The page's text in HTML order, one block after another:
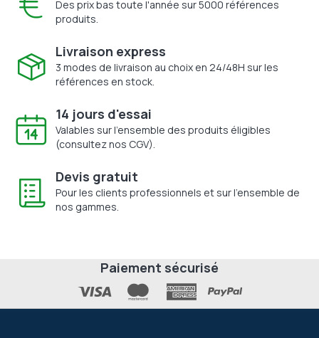
Des prix bas toute l'année sur 5000 références
produits.
Livraison express
3 modes de livraison au choix en 24/48H sur les
références en stock.
14 jours d'essai
Valables sur l'ensemble des produits éligibles
(consultez nos CGV).
Devis gratuit
Pour les clients professionnels et sur l'ensemble de
nos gammes.
Paiement sécurisé